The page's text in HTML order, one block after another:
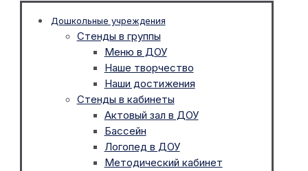
Дошкольные учреждения
Стенды в группы
Меню в ДОУ
Наше творчество
Наши достижения
Стенды в кабинеты
Актовый зал в ДОУ
Бассейн
Логопед в ДОУ
Методический кабинет